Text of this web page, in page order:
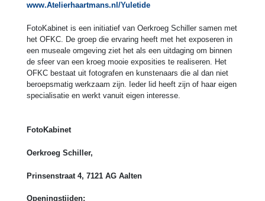
www.Atelierhaartmans.nl/Yuletide
FotoKabinet is een initiatief van Oerkroeg Schiller samen met
het OFKC. De groep die ervaring heeft met het exposeren in
een museale omgeving ziet het als een uitdaging om binnen
de sfeer van een kroeg mooie exposities te realiseren. Het
OFKC bestaat uit fotografen en kunstenaars die al dan niet
beroepsmatig werkzaam zijn. Ieder lid heeft zijn of haar eigen
specialisatie en werkt vanuit eigen interesse.
FotoKabinet
Oerkroeg Schiller,
Prinsenstraat 4, 7121 AG Aalten
Openingstijden: